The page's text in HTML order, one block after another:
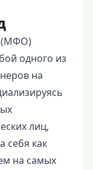
(МФО)
одного из
на
лиц,
себя как
на самых